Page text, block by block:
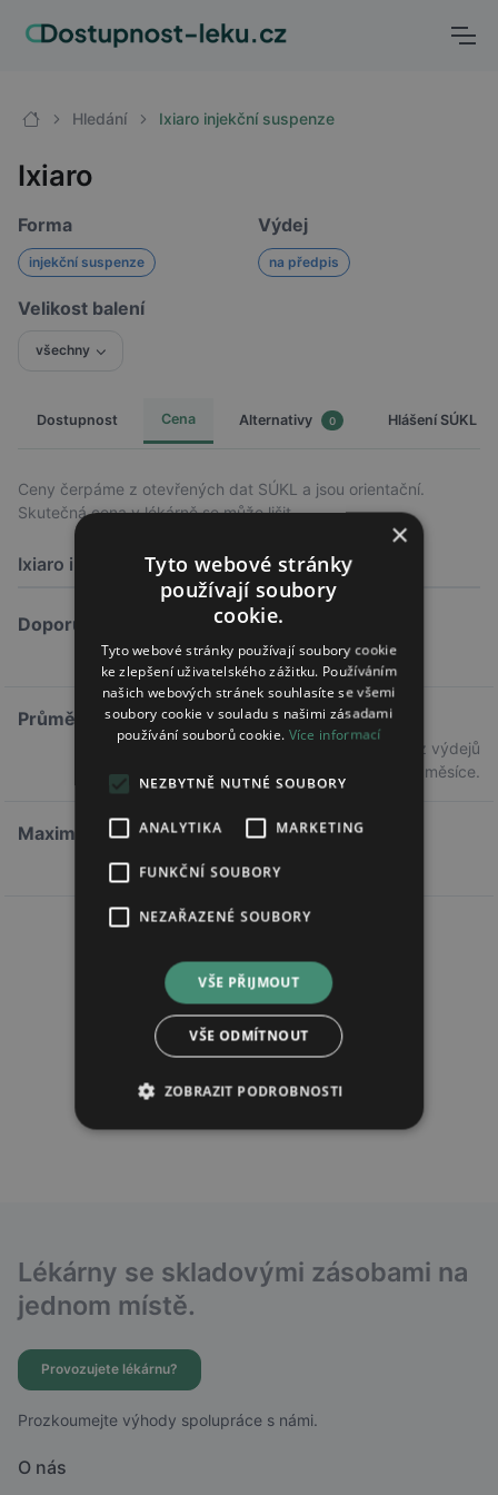
Hledání Ixiaro injekční suspenze
Ixiaro
Forma
injekční suspenze
Výdej
na předpis
Velikost balení
všechny
Dostupnost Cena Alternativy 0 Hlášení SÚKL
Ceny čerpáme z otevřených dat SÚKL a jsou orientační.
Skutečná cena v lékárně se může lišit.
Ixiaro injekční suspenze 1X0,5ML
Doporučená cena
3 870,50 Kč
Průměrná cena
Průměrná cena z výdejů
předchozího měsíce.
Maximální doplatek
—
Lékárny se skladovými zásobami na
jednom místě.
Provozujete lékárnu?
Prozkoumejte výhody spolupráce s námi.
O nás
×
Tyto webové stránky
používají soubory
cookie.
Tyto webové stránky používají soubory cookie
ke zlepšení uživatelského zážitku. Používáním
našich webových stránek souhlasíte se všemi
soubory cookie v souladu s našimi zásadami
používání souborů cookie. Více informací
NEZBYTNĚ NUTNÉ SOUBORY
ANALYTIKA MARKETING
FUNKČNÍ SOUBORY
NEZAŘAZENÉ SOUBORY
VŠE PŘIJMOUT
VŠE ODMÍTNOUT
ZOBRAZIT PODROBNOSTI